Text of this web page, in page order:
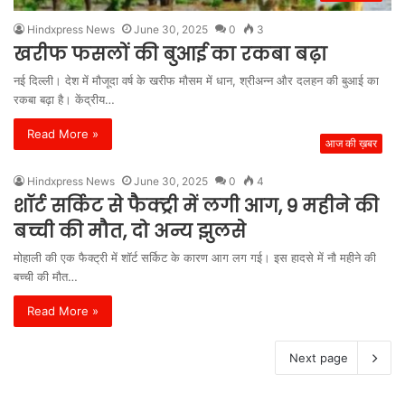
Hindxpress News June 30, 2025 0 3
खरीफ फसलों की बुआई का रकबा बढ़ा
नई दिल्ली। देश में मौजूदा वर्ष के खरीफ मौसम में धान, श्रीअन्न और दलहन की बुआई का
रकबा बढ़ा है। केंद्रीय…
Read More »
आज की ख़बर
Hindxpress News June 30, 2025 0 4
शॉर्ट सर्किट से फैक्ट्री में लगी आग, 9 महीने की
बच्ची की मौत, दो अन्य झुलसे
मोहाली की एक फैक्ट्री में शॉर्ट सर्किट के कारण आग लग गई। इस हादसे में नौ महीने की
बच्ची की मौत…
Read More »
Next page